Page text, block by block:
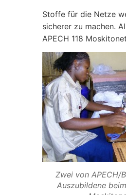
Stoffe für die Netze
sicherer zu machen.
APECH 118
Zwei von APECH/
Auszubildene